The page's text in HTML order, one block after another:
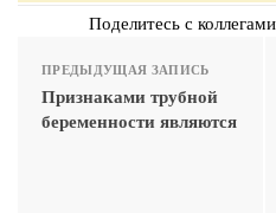
Поделитесь с
ПРЕДЫДУЩАЯ ЗАПИСЬ
Признаками трубной
беременности являются